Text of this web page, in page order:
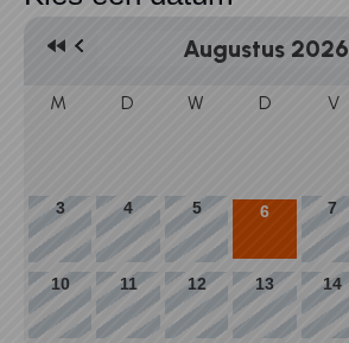
Augustus 2026
M D W D V
3 4 5 6 7
10 11 12 13 14